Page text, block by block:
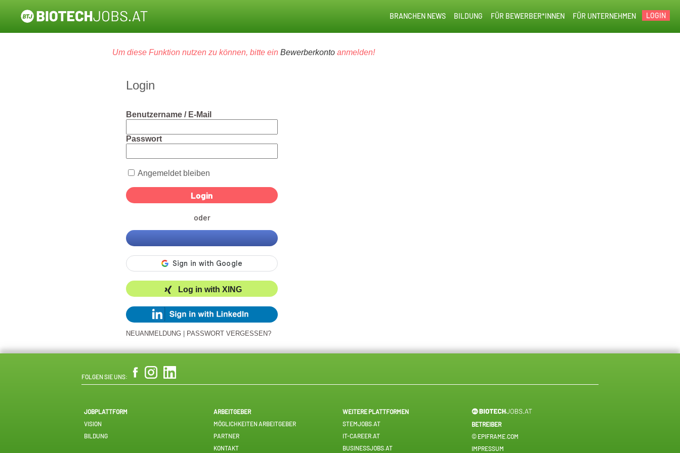
LOGIN
FÜR UNTERNEHMEN
FÜR BEWERBER*INNEN
BILDUNG
BRANCHEN NEWS
Um diese Funktion nutzen zu können, bitte ein Bewerberkonto anmelden!
Login
Benutzername / E-Mail
Passwort
Angemeldet bleiben
oder
Log in with XING
NEUANMELDUNG PASSWORT VERGESSEN?
FOLGEN SIE UNS:
JOBPLATTFORM
VISION
BILDUNG
ARBEITGEBER
MÖGLICHKEITEN ARBEITGEBER
PARTNER
KONTAKT
WEITERE PLATTFORMEN
STEMJOBS.AT
IT-CAREER.AT
BUSINESSJOBS.AT
BETREIBER
© EPIFRAME.COM
IMPRESSUM